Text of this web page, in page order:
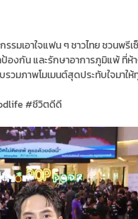
มเอาใจแฟน ๆ ชาวไทย ชวนพรี
งกัน และรักษาอาการภูมิแพ้ ที่
รวมภาพโมเมนต์สุดประทับใจมาใ
#ชีวิตดีดี